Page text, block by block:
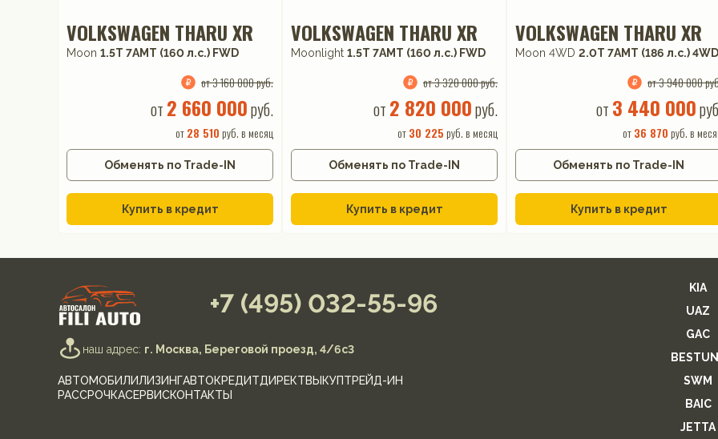
VOLKSWAGEN THARU XR
Moon 1.5T 7AMT (160 л.с.) FWD
от 3 160 000 руб.
от 2 660 000руб.
от28 510 руб. в месяц
Обменять по Trade-IN
Купить в кредит
VOLKSWAGEN THARU XR
Moonlight 1.5T 7AMT (160 л.с.) FWD
от 3 320 000 руб.
от 2 820 000руб.
от30 225 руб. в месяц
Обменять по Trade-IN
Купить в кредит
VOLKSWAGEN THARU XR
Moon 4WD 2.0T 7AMT (186 л.с.) 4WD
от 3 940 000
от 3 440 000
от36 870 руб. в
Обменять по Trade-IN
Купить в кредит
+7 (495) 032-55-96
наш адрес: г. Москва, Береговой проезд, 4/6с3
АВТОМОБИЛИЛИЗИНГАВТОКРЕДИТДИРЕКТВЫКУПТРЕЙД-ИН
РАССРОЧКАСЕРВИСКОНТАКТЫ
KIA
UAZ
GAC
SWM
BAIC
JETTA